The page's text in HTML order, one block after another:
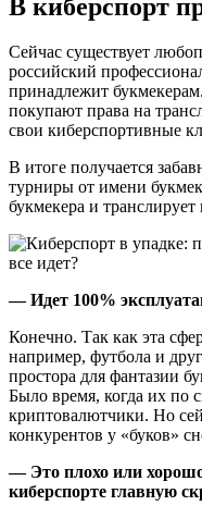
В киберспорт
Сейчас существует
российский
принадлежит
покупают права на
свои киберспортивные
В итоге получается
турниры от имени
букмекера и
— Идет 100%
Конечно. Так как эта
например, футбола и
простора для фантазии
Было время, когда их по
криптовалютчики. Но
конкурентов у «буков»
— Это плохо или
киберспорте главную